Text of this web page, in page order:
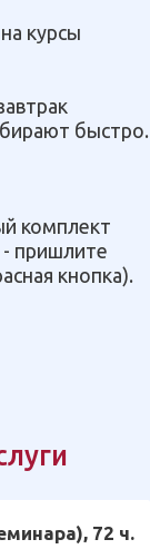
курсы
быстро.
комплект
пришлите
кнопка).
72 ч.